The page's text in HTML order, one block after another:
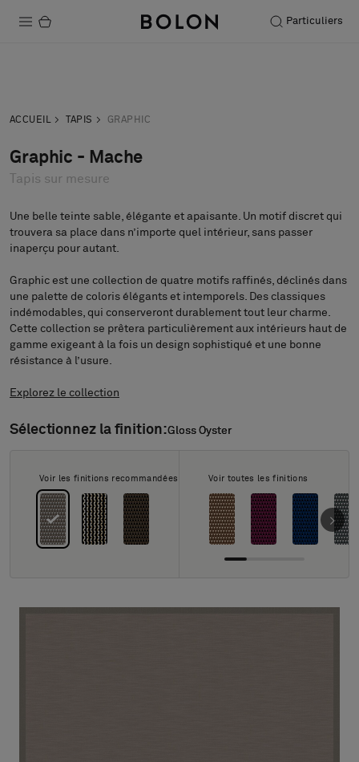
Particuliers
Durabilité
Installation
Entretien
Nos collaborations
Stories
FAQ
À propos de nous
Image & Material Bank
ACCUEIL TAPIS GRAPHIC
Graphic - Mache
Tapis sur mesure
Une belle teinte sable, élégante et apaisante. Un motif discret qui
trouvera sa place dans n’importe quel intérieur, sans passer
inaperçu pour autant.
Graphic est une collection de quatre motifs raffinés, déclinés dans
une palette de coloris élégants et intemporels. Des classiques
indémodables, qui conserveront durablement tout leur charme.
Cette collection se prêtera particulièrement aux intérieurs haut de
gamme exigeant à la fois un design sophistiqué et une bonne
résistance à l’usure.
Explorez le collection
Sélectionnez la finition:Gloss Oyster
Gloss Oyster
Voir les finitions recommandées Voir toutes les finitions